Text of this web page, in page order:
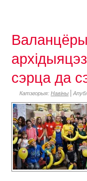
сэрца да
Катэгорыя: Навіны